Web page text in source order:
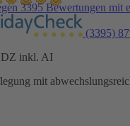
3395 Bewertungen mit
(3395)
DZ inkl. AI
mit